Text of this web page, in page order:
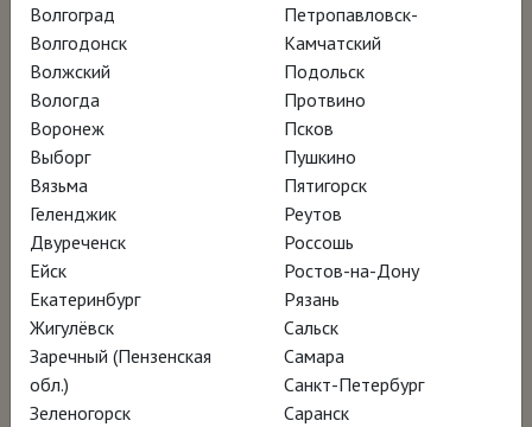
узнаваемо, история о том, как он
превратился в «Маэстро», не так широко
известна.
Документальный фильм «Ботеро» призван
это изменить: он показывает, как взгляд
художника преображает привычный мир, а
убеждённость в своём таланте и долгие
годы работы приносят известность. Фильм
прослеживает судьбу художника-самоучки
от провинциального городка Медельина в
Колумбии до мирового признания. В нём
Волгоград
Волгодонск
Волжский
Вологда
Воронеж
Выборг
Вязьма
Геленджик
Двуреченск
Ейск
Екатеринбург
Жигулёвск
Заречный (Пензенская
обл.)
Зеленогорск
Петропавловск-
Камчатский
Подольск
Протвино
Псков
Пушкино
Пятигорск
Реутов
Россошь
Ростов-на-Дону
Рязань
Сальск
Самара
Санкт-Петербург
Саранск